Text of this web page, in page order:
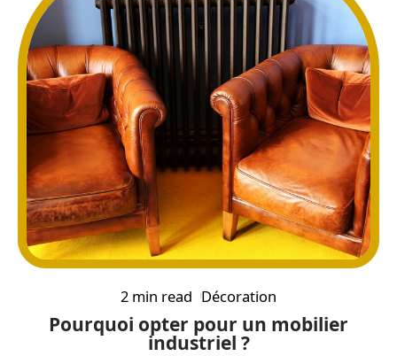
2 min read Décoration
Pourquoi opter pour un mobilier
industriel ?